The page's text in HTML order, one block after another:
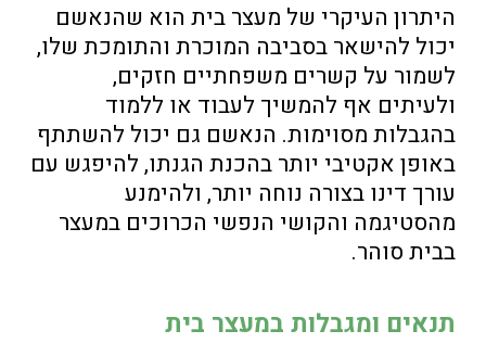
היתרון העיקרי של מעצר בית הוא שהנאשם
יכול להישאר בסביבה המוכרת והתומכת שלו,
לשמור על קשרים משפחתיים חזקים,
ולעיתים אף להמשיך לעבוד או ללמוד
בהגבלות מסוימות. הנאשם גם יכול להשתתף
באופן אקטיבי יותר בהכנת הגנתו, להיפגש עם
עורך דינו בצורה נוחה יותר, ולהימנע
מהסטיגמה והקושי הנפשי הכרוכים במעצר
בבית סוהר.
תנאים ומגבלות במעצר בית